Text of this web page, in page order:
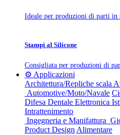
Ideale per produzioni di parti in
Stampi al Silicone
Consigliata per produzioni di
⚙️ Applicazioni
Architettura/Repliche scala
Automotive/Moto/Navale
Difesa Dentale Elettronica
Intrattenimento
Ingegneria e Manifattura
Product Design Alimentare